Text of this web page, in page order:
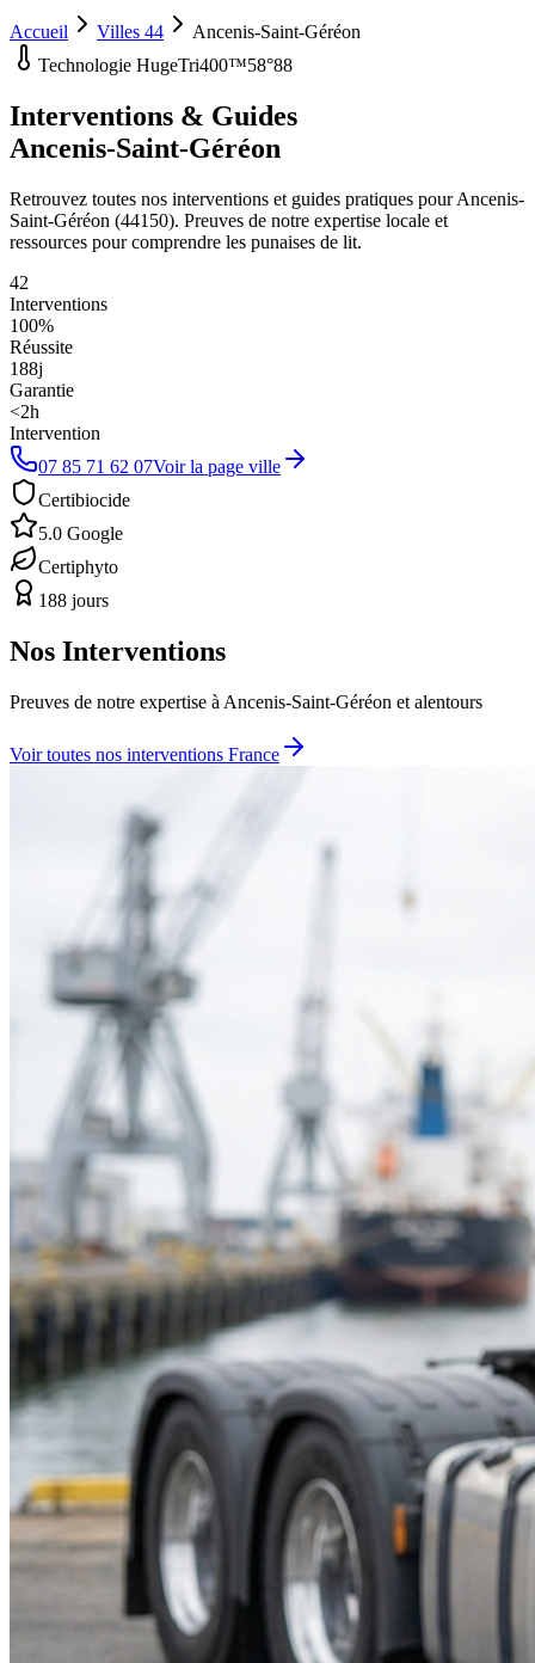
Accueil Villes 44
Ancenis-Saint-Géréon
Technologie HugeTri400™58°88
Interventions & Guides
Ancenis-Saint-Géréon
Retrouvez toutes nos interventions et guides pratiques pourAncenis-
Saint-Géréon (44150). Preuves de notre expertise locale et
ressources pour comprendre les punaises de lit.
42
Interventions
100%
Réussite
188j
Garantie
<2h
Intervention
07 85 71 62 07Voir la page ville
Certibiocide
5.0 Google
Certiphyto
188 jours
Nos Interventions
Preuves de notre expertise à Ancenis-Saint-Géréon et alentours
Voir toutes nos interventions France